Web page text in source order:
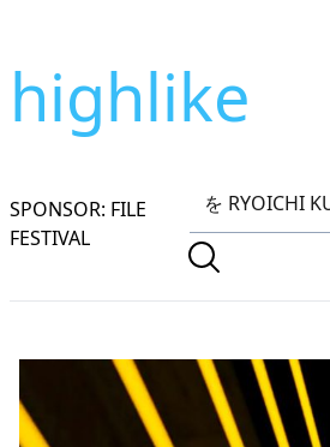
highlike
SPONSOR: FILE
FESTIVAL